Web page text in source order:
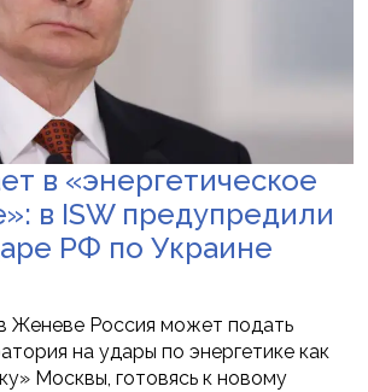
в «энергетическое
в ISW предупредили
РФ по Украине
Женеве Россия может подать
на удары по энергетике как
Москвы, готовясь к новому